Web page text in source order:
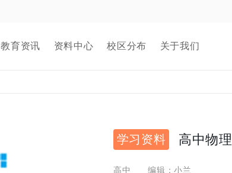
教育资讯 资料中心 校区分布 关于我们
学习资料 高中物
高中 编辑：小兰